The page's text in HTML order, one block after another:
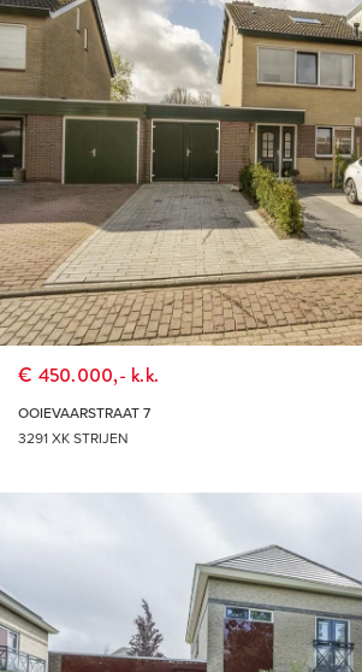
DÉ MAKELAAR VOOR DE HOEKSCHE
ROTTERDAM
€ 450.000,- k.k.
OOIEVAARSTRAAT 7
3291 XK STRIJEN